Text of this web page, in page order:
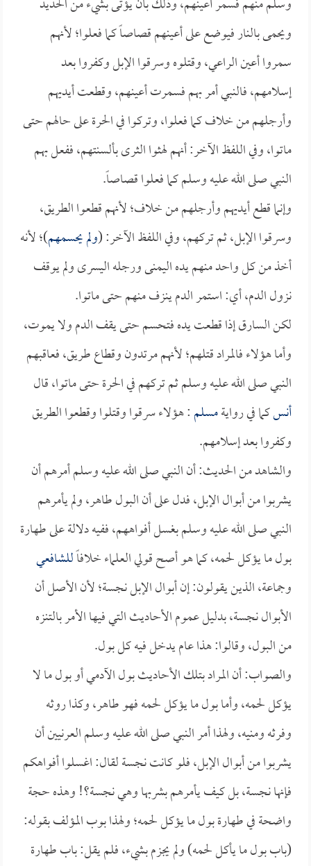
ويحمى بالنار فيوضع على أعينهم قصاصاً كما فعلوا؛ لأنهم
سمروا أعين الراعي، وقتلوه وسرقوا الإبل وكفروا بعد
إسلامهم، فالنبي أمر بهم فسمرت أعينهم، وقطعت أيديهم
وأرجلهم من خلاف كما فعلوا، وتركوا في الحرة على حالهم حتى
ماتوا، وفي اللفظ الآخر: أنهم لهثوا الثرى بألسنتهم، ففعل بهم
النبي صلى الله عليه وسلم كما فعلوا قصاصاً.
وإنما قطع أيديهم وأرجلهم من خلاف؛ لأنهم قطعوا الطريق،
وسرقوا الإبل، ثم تركهم، وفي اللفظ الآخر: (ولم يحسمهم)؛ لأنه
أخذ من كل واحد منهم يده اليمنى ورجله اليسرى ولم يوقف
نزول الدم، أي: استمر الدم ينزف منهم حتى ماتوا.
لكن السارق إذا قطعت يده فتحسم حتى يقف الدم ولا يموت،
وأما هؤلاء فالمراد قتلهم؛ لأنهم مرتدون وقطاع طريق، فعاقبهم
النبي صلى الله عليه وسلم ثم تركهم في الحرة حتى ماتوا، قال
أنسكما في روايةمسلم: هؤلاء سرقوا وقتلوا وقطعوا الطريق
وكفروا بعد إسلامهم.
والشاهد من الحديث: أن النبي صلى الله عليه وسلم أمرهم أن
يشربوا من أبوال الإبل، فدل على أن البول طاهر، ولم يأمرهم
النبي صلى الله عليه وسلم بغسل أفواههم، ففيه دلالة على طهارة
بول ما يؤكل لحمه، كما هو أصح قولي العلماء خلافاًللشافعي
وجماعة، الذين يقولون: إن أبوال الإبل نجسة؛ لأن الأصل أن
الأبوال نجسة، بدليل عموم الأحاديث التي فيها الأمر بالتنزه
من البول، وقالوا: هذا عام يدخل فيه كل بول.
والصواب: أن المراد بتلك الأحاديث بول الآدمي أو بول ما لا
يؤكل لحمه، وأما بول ما يؤكل لحمه فهو طاهر، وكذا روثه
وفرثه ومنيه، ولهذا أمر النبي صلى الله عليه وسلم العرنيين أن
يشربوا من أبوال الإبل، فلو كانت نجسة لقال: اغسلوا أفواهكم
فإنها نجسة، بل كيف يأمرهم بشربها وهي نجسة؟! وهذه حجة
واضحة في طهارة بول ما يؤكل لحمه؛ ولهذا بوب المؤلف بقوله:
(باب بول ما يأكل لحمه) ولم يجزم بشيء، فلم يقل: باب طهارة